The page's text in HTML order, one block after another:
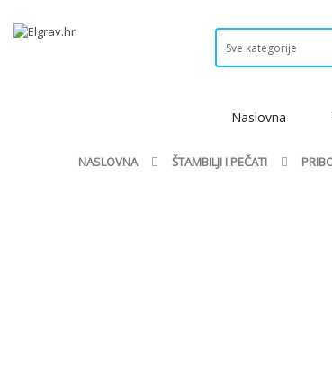
Naslovna
NASLOVNA ŠTAMBILJI I PEČATI